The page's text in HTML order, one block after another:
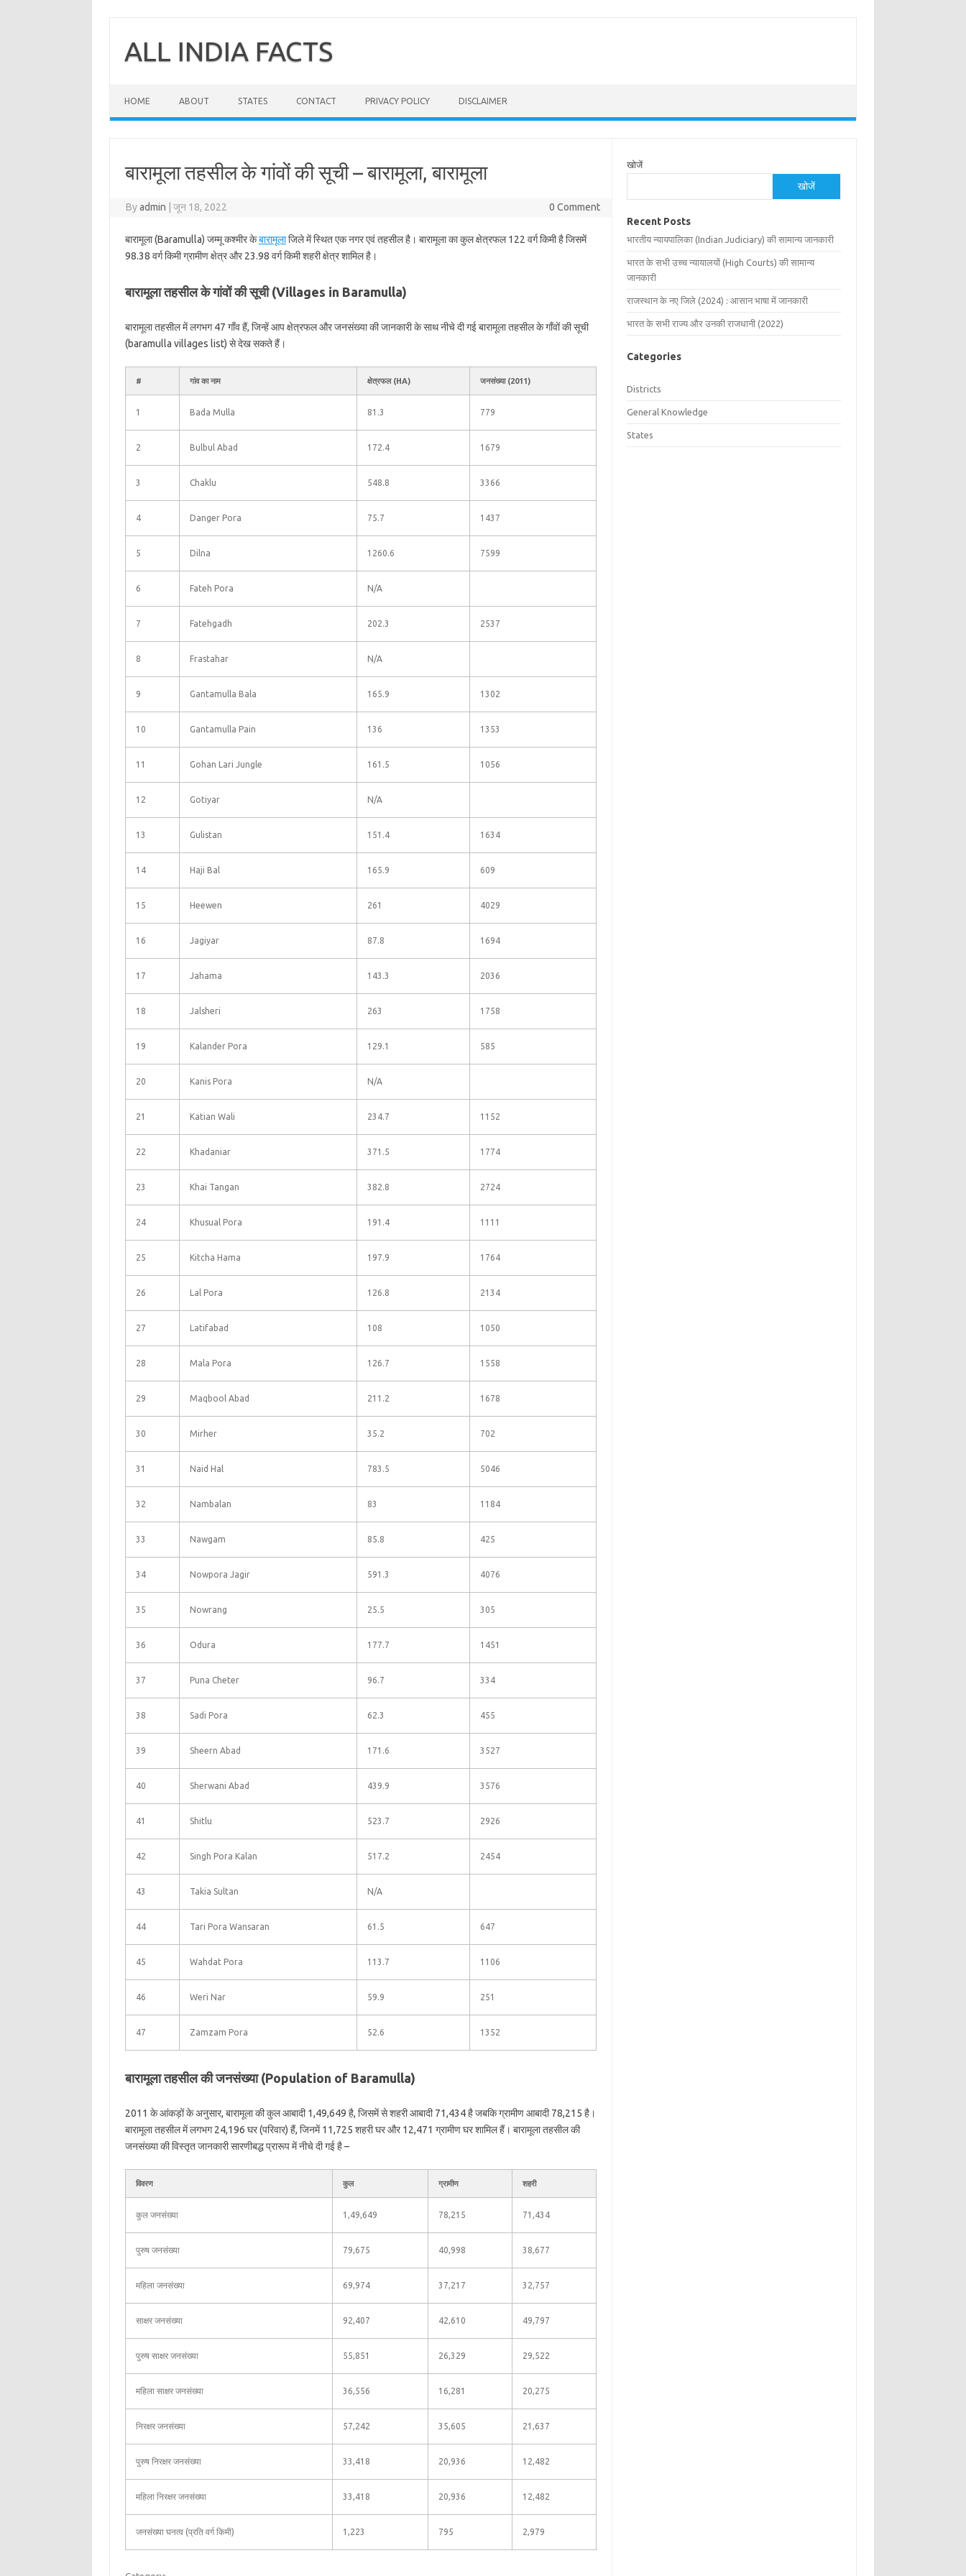
contentALL INDIA FACTS
HOME ABOUT STATES CONTACT PRIVACY POLICY DISCLAIMER
बारामूला तहसील के गांवों की सूची – बारामूला, बारामूला
Byadmin जून 18, 2022 0 Comment
बारामूला (Baramulla) जम्मू कश्मीर केबारामूलाजिले में स्थित एक नगर एवं तहसील है। बारामूला का कुल क्षेत्रफल 122 वर्ग किमी है जिसमें
98.38 वर्ग किमी ग्रामीण क्षेत्र और 23.98 वर्ग किमी शहरी क्षेत्र शामिल है।
बारामूला तहसील के गांवों की सूची (Villages in Baramulla)
बारामूला तहसील में लगभग 47 गाँव हैं, जिन्हें आप क्षेत्रफल और जनसंख्या की जानकारी के साथ नीचे दी गई बारामूला तहसील के गाँवों की सूची
(baramulla villages list) से देख सकते हैं।
# गांव का नाम क्षेत्रफल (HA) जनसंख्या (2011)
1 Bada Mulla 81.3 779
2 Bulbul Abad 172.4 1679
3 Chaklu 548.8 3366
4 Danger Pora 75.7 1437
5 Dilna 1260.6 7599
6 Fateh Pora N/A
7 Fatehgadh 202.3 2537
8 Frastahar N/A
9 Gantamulla Bala 165.9 1302
10 Gantamulla Pain 136 1353
11 Gohan Lari Jungle 161.5 1056
12 Gotiyar N/A
13 Gulistan 151.4 1634
14 Haji Bal 165.9 609
15 Heewen 261 4029
16 Jagiyar 87.8 1694
17 Jahama 143.3 2036
18 Jalsheri 263 1758
19 Kalander Pora 129.1 585
20 Kanis Pora N/A
21 Katian Wali 234.7 1152
22 Khadaniar 371.5 1774
23 Khai Tangan 382.8 2724
24 Khusual Pora 191.4 1111
25 Kitcha Hama 197.9 1764
26 Lal Pora 126.8 2134
27 Latifabad 108 1050
28 Mala Pora 126.7 1558
29 Maqbool Abad 211.2 1678
30 Mirher 35.2 702
31 Naid Hal 783.5 5046
32 Nambalan 83 1184
33 Nawgam 85.8 425
34 Nowpora Jagir 591.3 4076
35 Nowrang 25.5 305
36 Odura 177.7 1451
37 Puna Cheter 96.7 334
38 Sadi Pora 62.3 455
39 Sheern Abad 171.6 3527
40 Sherwani Abad 439.9 3576
41 Shitlu 523.7 2926
42 Singh Pora Kalan 517.2 2454
43 Takia Sultan N/A
44 Tari Pora Wansaran 61.5 647
45 Wahdat Pora 113.7 1106
46 Weri Nar 59.9 251
47 Zamzam Pora 52.6 1352
बारामूला तहसील की जनसंख्या (Population of Baramulla)
2011 के आंकड़ों के अनुसार, बारामूला की कुल आबादी 1,49,649 है, जिसमें से शहरी आबादी 71,434 है जबकि ग्रामीण आबादी 78,215 है।
बारामूला तहसील में लगभग 24,196 घर (परिवार) हैं, जिनमें 11,725 शहरी घर और 12,471 ग्रामीण घर शामिल हैं। बारामूला तहसील की
जनसंख्या की विस्तृत जानकारी सारणीबद्ध प्रारूप में नीचे दी गई है –
विवरण कुल ग्रामीण शहरी
कुल जनसंख्या 1,49,649 78,215 71,434
पुरुष जनसंख्या 79,675 40,998 38,677
महिला जनसंख्या 69,974 37,217 32,757
साक्षर जनसंख्या 92,407 42,610 49,797
पुरुष साक्षर जनसंख्या 55,851 26,329 29,522
महिला साक्षर जनसंख्या 36,556 16,281 20,275
निरक्षर जनसंख्या 57,242 35,605 21,637
पुरुष निरक्षर जनसंख्या 33,418 20,936 12,482
महिला निरक्षर जनसंख्या 33,418 20,936 12,482
जनसंख्या घनत्व (प्रति वर्ग किमी) 1,223 795 2,979
खोजें
खोजें
Recent Posts
भारतीय न्यायपालिका (Indian Judiciary) की सामान्य जानकारी
भारत के सभी उच्च न्यायालयों (High Courts) की सामान्य
जानकारी
राजस्थान के नए जिले (2024) : आसान भाषा में जानकारी
भारत के सभी राज्य और उनकी राजधानी (2022)
Categories
Districts
General Knowledge
States